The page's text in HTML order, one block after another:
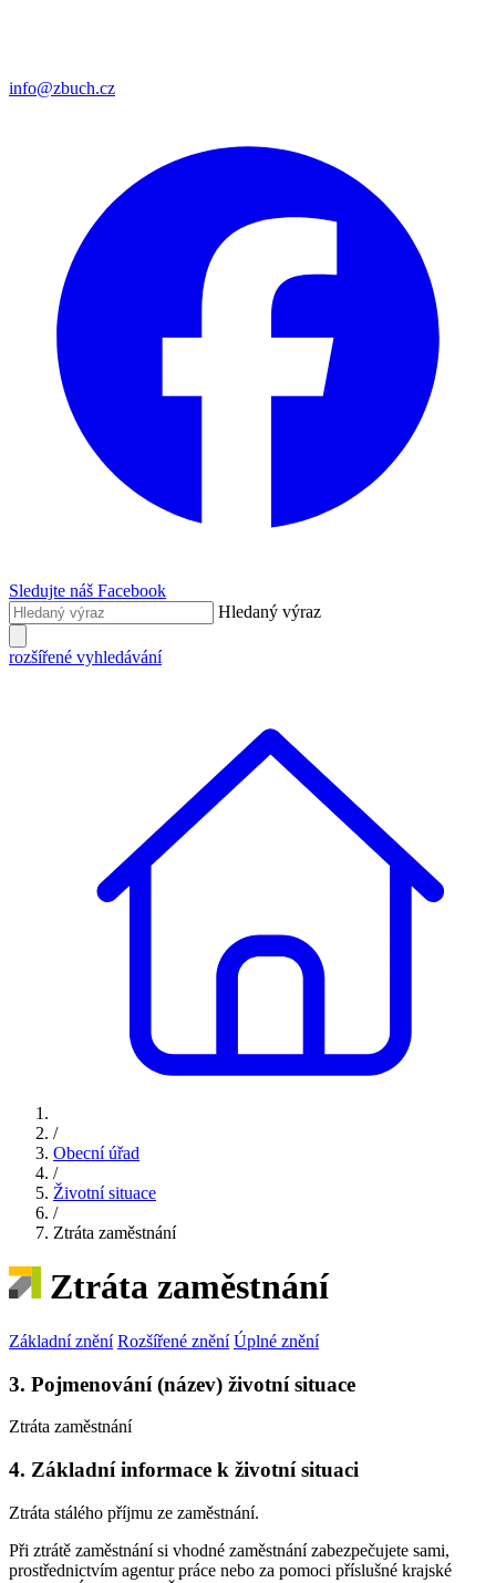
info@zbuch.cz
Sledujte náš Facebook
Hledaný výraz
rozšířené vyhledávání
/
Obecní úřad
/
Životní situace
/
Ztráta zaměstnání
Ztráta zaměstnání
Základní znění Rozšířené znění Úplné znění
3. Pojmenování (název) životní situace
Ztráta zaměstnání
4. Základní informace k životní situaci
Ztráta stálého příjmu ze zaměstnání.
Při ztrátě zaměstnání si vhodné zaměstnání zabezpečujete sami,
prostřednictvím agentur práce nebo za pomoci příslušné krajské